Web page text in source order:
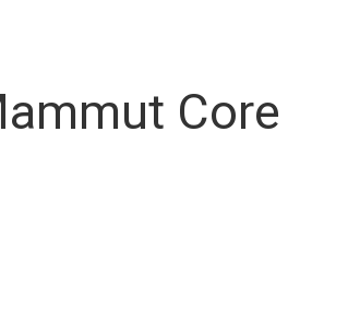
Core